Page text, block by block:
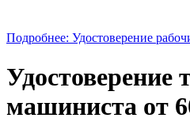
Подробнее: Удостоверение
Удостоверение
машиниста от